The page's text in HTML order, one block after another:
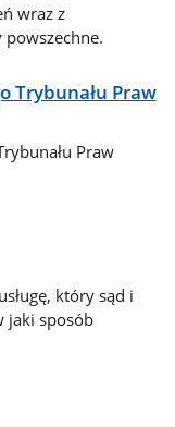
wraz z
Trybunału Praw
Praw
który sąd i
jaki sposób